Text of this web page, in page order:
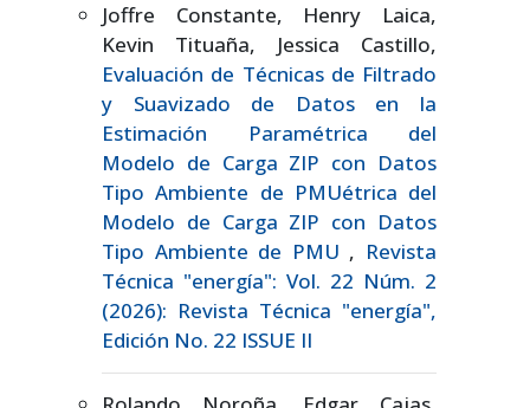
Joffre Constante, Henry Laica,
Kevin Tituaña, Jessica Castillo,
Evaluación de Técnicas de Filtrado
y Suavizado de Datos en la
Estimación Paramétrica del
Modelo de Carga ZIP con Datos
Tipo Ambiente de PMUétrica del
Modelo de Carga ZIP con Datos
Tipo Ambiente de PMU , Revista
Técnica "energía": Vol. 22 Núm. 2
(2026): Revista Técnica "energía",
Edición No. 22 ISSUE II